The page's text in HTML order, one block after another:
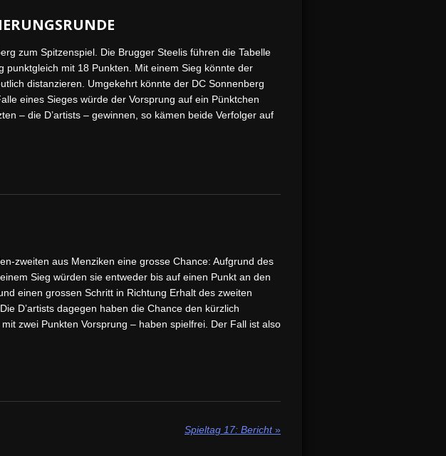
zum Spitzenspiel. Die Brugger Steelis führen die Tabelle
mit 18 Punkten. Mit einem Sieg könnte der
distanzieren. Umgekehrt könnte der DC Sonnenberg
eines Sieges würde der Vorsprung auf ein Pünktchen
– die D’artists – gewinnen, so kämen beide Verfolger auf
zweiten aus Menziken eine grosse Chance: Aufgrund des
Sieg würden sie entweder bis auf einen Punkt an den
einen grossen Schritt in Richtung Erhalt des zweiten
D’artists dagegen haben die Chance den kürzlich
zwei Punkten Vorsprung – haben spielfrei. Der Fall ist also
Spieltag 17: Bericht »